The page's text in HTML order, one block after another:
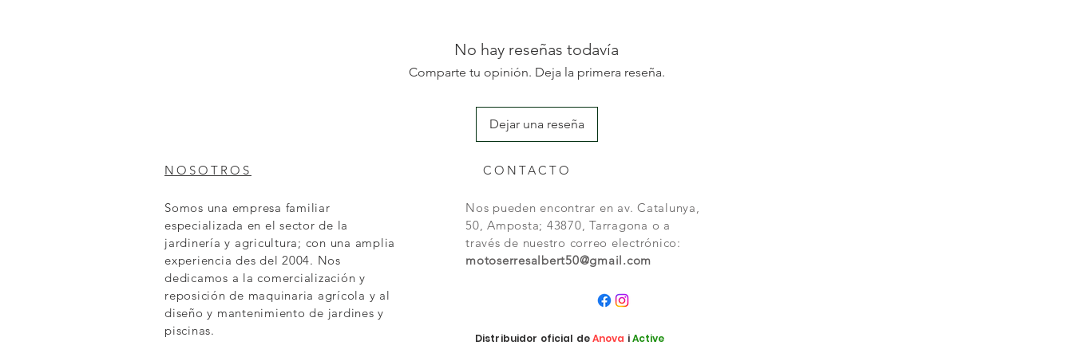
No hay reseñas todavía
Comparte tu opinión. Deja la primera reseña.
Dejar una reseña
NOSOTROS
Somos una empresa familiar
especializada en el sector de la
jardinería y agricultura; con una amplia
experiencia des del 2004. Nos
dedicamos a la comercialización y
reposición de maquinaria agrícola y al
diseño y mantenimiento de jardines y
piscinas.
CONTACTO
Nos pueden encontrar en av. Catalunya,
50, Amposta; 43870, Tarragona o a
través de nuestro correo electrónico:
motoserresalbert50@gmail.com
Distribuidor oficial deAnova iActive